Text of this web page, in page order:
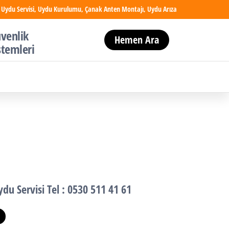
Servisi, Uydu Kurulumu, Çanak Anten Montajı, Uydu Arıza
Hemen Ara
ServisiTel : 0530 511 41 61